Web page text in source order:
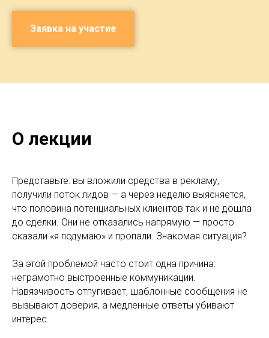
Заявка на участие
О лекции
Представьте: вы вложили средства в рекламу,
получили поток лидов — а через неделю выясняется,
что половина потенциальных клиентов так и не дошла
до сделки. Они не отказались напрямую — просто
сказали «я подумаю» и пропали. Знакомая ситуация?
За этой проблемой часто стоит одна причина:
неграмотно выстроенные коммуникации.
Навязчивость отпугивает, шаблонные сообщения не
вызывают доверия, а медленные ответы убивают
интерес.